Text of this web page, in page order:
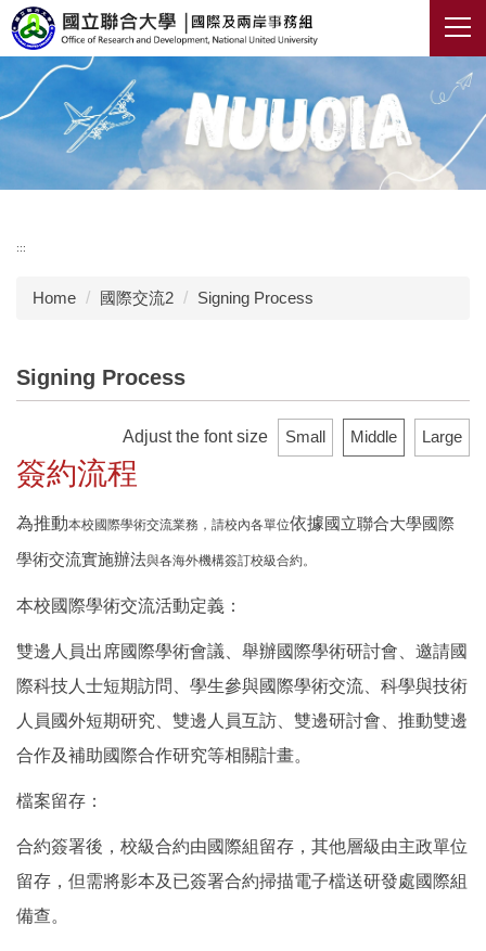
Jump
to
main
content
block
:::
Home 國際交流2 Signing Process
Signing Process
Adjust the font size Small Middle Large
簽約流程
為推動本校國際學術交流業務，請校內各單位依據國立聯合大學國際
學術交流實施辦法與各海外機構簽訂校級合約。
本校國際學術交流活動定義：
雙邊人員出席國際學術會議、舉辦國際學術研討會、邀請國
際科技人士短期訪問、學生參與國際學術交流、科學與技術
人員國外短期研究、雙邊人員互訪、雙邊研討會、推動雙邊
合作及補助國際合作研究等相關計畫。
檔案留存：
合約簽署後，校級合約由國際組留存，其他層級由主政單位
留存，但需將影本及已簽署合約掃描電子檔送研發處國際組
備查。